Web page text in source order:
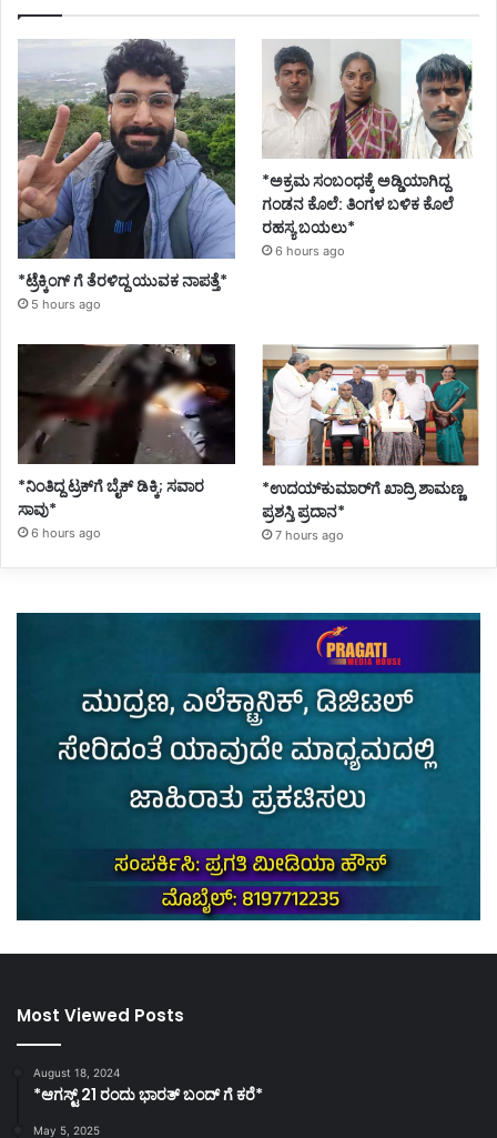
*ಟ್ರೆಕ್ಕಿಂಗ್ ಗೆ ತೆರಳಿದ್ದ ಯುವಕ ನಾಪತ್ತೆ*
5 hours ago
*ಅಕ್ರಮ ಸಂಬಂಧಕ್ಕೆ ಅಡ್ಡಿಯಾಗಿದ್ದ
ಗಂಡನ ಕೊಲೆ: ತಿಂಗಳ ಬಳಿಕ ಕೊಲೆ
ರಹಸ್ಯ ಬಯಲು*
6 hours ago
*ನಿಂತಿದ್ದ ಟ್ರಕ್‌ಗೆ ಬೈಕ್ ಡಿಕ್ಕಿ; ಸವಾರ
ಸಾವು*
6 hours ago
*ಉದಯ್‌ಕುಮಾರ್‌ಗೆ ಖಾದ್ರಿ ಶಾಮಣ್ಣ
ಪ್ರಶಸ್ತಿ ಪ್ರದಾನ*
7 hours ago
Most Viewed Posts
August 18, 2024
*ಆಗಸ್ಟ್ 21 ರಂದು ಭಾರತ್‌ ಬಂದ್‌ ಗೆ ಕರೆ*
May 5, 2025